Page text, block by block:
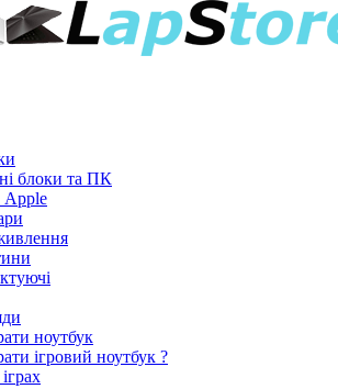
блоки та ПК
Apple
ноутбук
ігровий ноутбук ?